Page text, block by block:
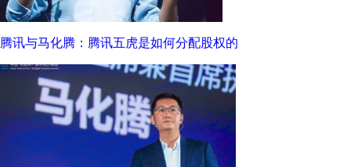
腾讯与马化腾：腾讯五虎是如何分配股权的